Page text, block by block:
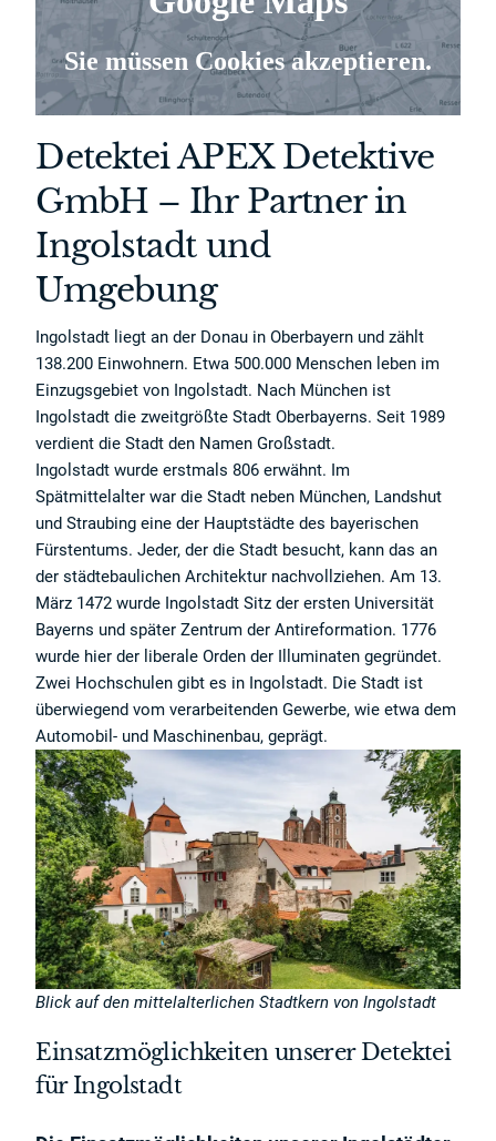
Detektei APEX Detektive
GmbH – Ihr Partner in
Ingolstadt und
Umgebung
Ingolstadt liegt an der Donau in Oberbayern und zählt
138.200 Einwohnern. Etwa 500.000 Menschen leben im
Einzugsgebiet von Ingolstadt. Nach München ist
Ingolstadt die zweitgrößte Stadt Oberbayerns. Seit 1989
verdient die Stadt den Namen Großstadt.
Ingolstadt wurde erstmals 806 erwähnt. Im
Spätmittelalter war die Stadt neben München, Landshut
und Straubing eine der Hauptstädte des bayerischen
Fürstentums. Jeder, der die Stadt besucht, kann das an
der städtebaulichen Architektur nachvollziehen. Am 13.
März 1472 wurde Ingolstadt Sitz der ersten Universität
Bayerns und später Zentrum der Antireformation. 1776
wurde hier der liberale Orden der Illuminaten gegründet.
Zwei Hochschulen gibt es in Ingolstadt. Die Stadt ist
überwiegend vom verarbeitenden Gewerbe, wie etwa dem
Automobil- und Maschinenbau, geprägt.
Blick auf den mittelalterlichen Stadtkern von Ingolstadt
Einsatzmöglichkeiten unserer Detektei
für Ingolstadt